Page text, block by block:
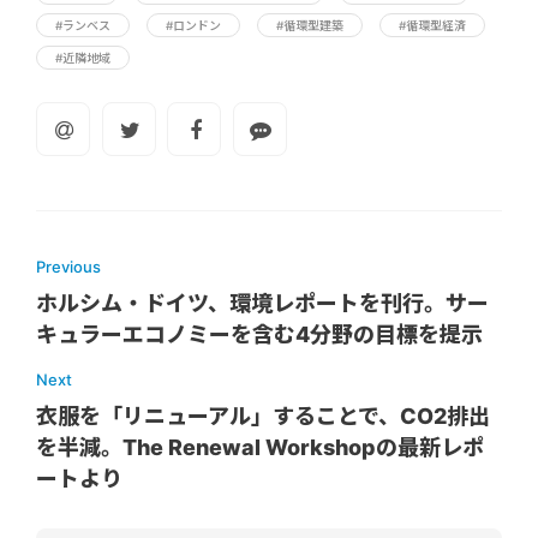
#ランベス #ロンドン #循環型建築 #循環型経済
#近隣地域
Previous
ホルシム・ドイツ、環境レポートを刊行。サー
キュラーエコノミーを含む4分野の目標を提示
Next
衣服を「リニューアル」することで、CO2排出
を半減。The Renewal Workshopの最新レポ
ートより